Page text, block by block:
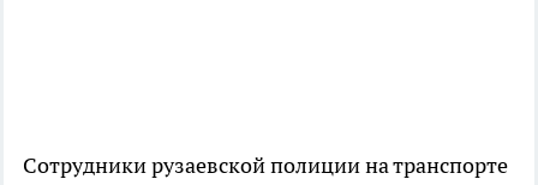
Сотрудники рузаевской полиции на транспорте